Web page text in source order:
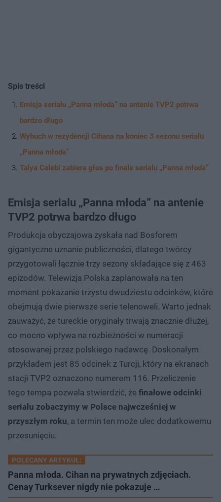
Spis treści
Emisja serialu „Panna młoda” na antenie TVP2 potrwa
bardzo długo
Wybuch w rezydencji Cihana na koniec 3 sezonu serialu
„Panna młoda”
Talya Celebi zabiera głos po finale serialu „Panna młoda”
Emisja serialu „Panna młoda” na antenie
TVP2 potrwa bardzo długo
Produkcja obyczajowa zyskała nad Bosforem
gigantyczne uznanie publiczności, dlatego twórcy
przygotowali łącznie trzy sezony składające się z 463
epizodów. Telewizja Polska zaplanowała na ten
moment pokazanie trzystu dwudziestu odcinków, które
obejmują dwie pierwsze serie telenoweli. Warto jednak
zauważyć, że tureckie oryginały trwają znacznie dłużej,
co mocno wpływa na rozbieżności w numeracji
stosowanej przez polskiego nadawcę. Doskonałym
przykładem jest 85 odcinek z Turcji, który na ekranach
stacji TVP2 oznaczono numerem 116. Przeliczenie
tego tempa pozwala stwierdzić, że finałowe odcinki
serialu zobaczymy w Polsce najwcześniej w
przyszłym roku, a termin ten może ulec dodatkowemu
przesunięciu.
POLECANY ARTYKUŁ:
Panna młoda. Cihan na prywatnych zdjęciach.
Cenay Turksever nigdy nie pokazuje …